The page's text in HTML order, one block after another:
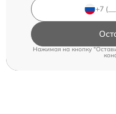
Нажимая на кнопку